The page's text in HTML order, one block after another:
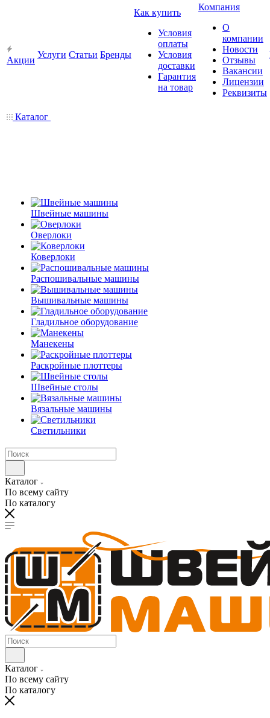
Акции
Услуги Статьи Бренды
Как купить
Условия
оплаты
Условия
доставки
Гарантия
на товар
Компания
О
компании
Новости
Отзывы
Вакансии
Лицензии
Реквизиты
Каталог
Швейные машины
Оверлоки
Коверлоки
Распошивальные машины
Вышивальные машины
Гладильное оборудование
Манекены
Раскройные плоттеры
Швейные столы
Вязальные машины
Светильники
Каталог
По всему сайту
По каталогу
Каталог
По всему сайту
По каталогу